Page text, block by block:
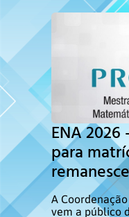
ENA 2026
para
A Coordenação
vem a público